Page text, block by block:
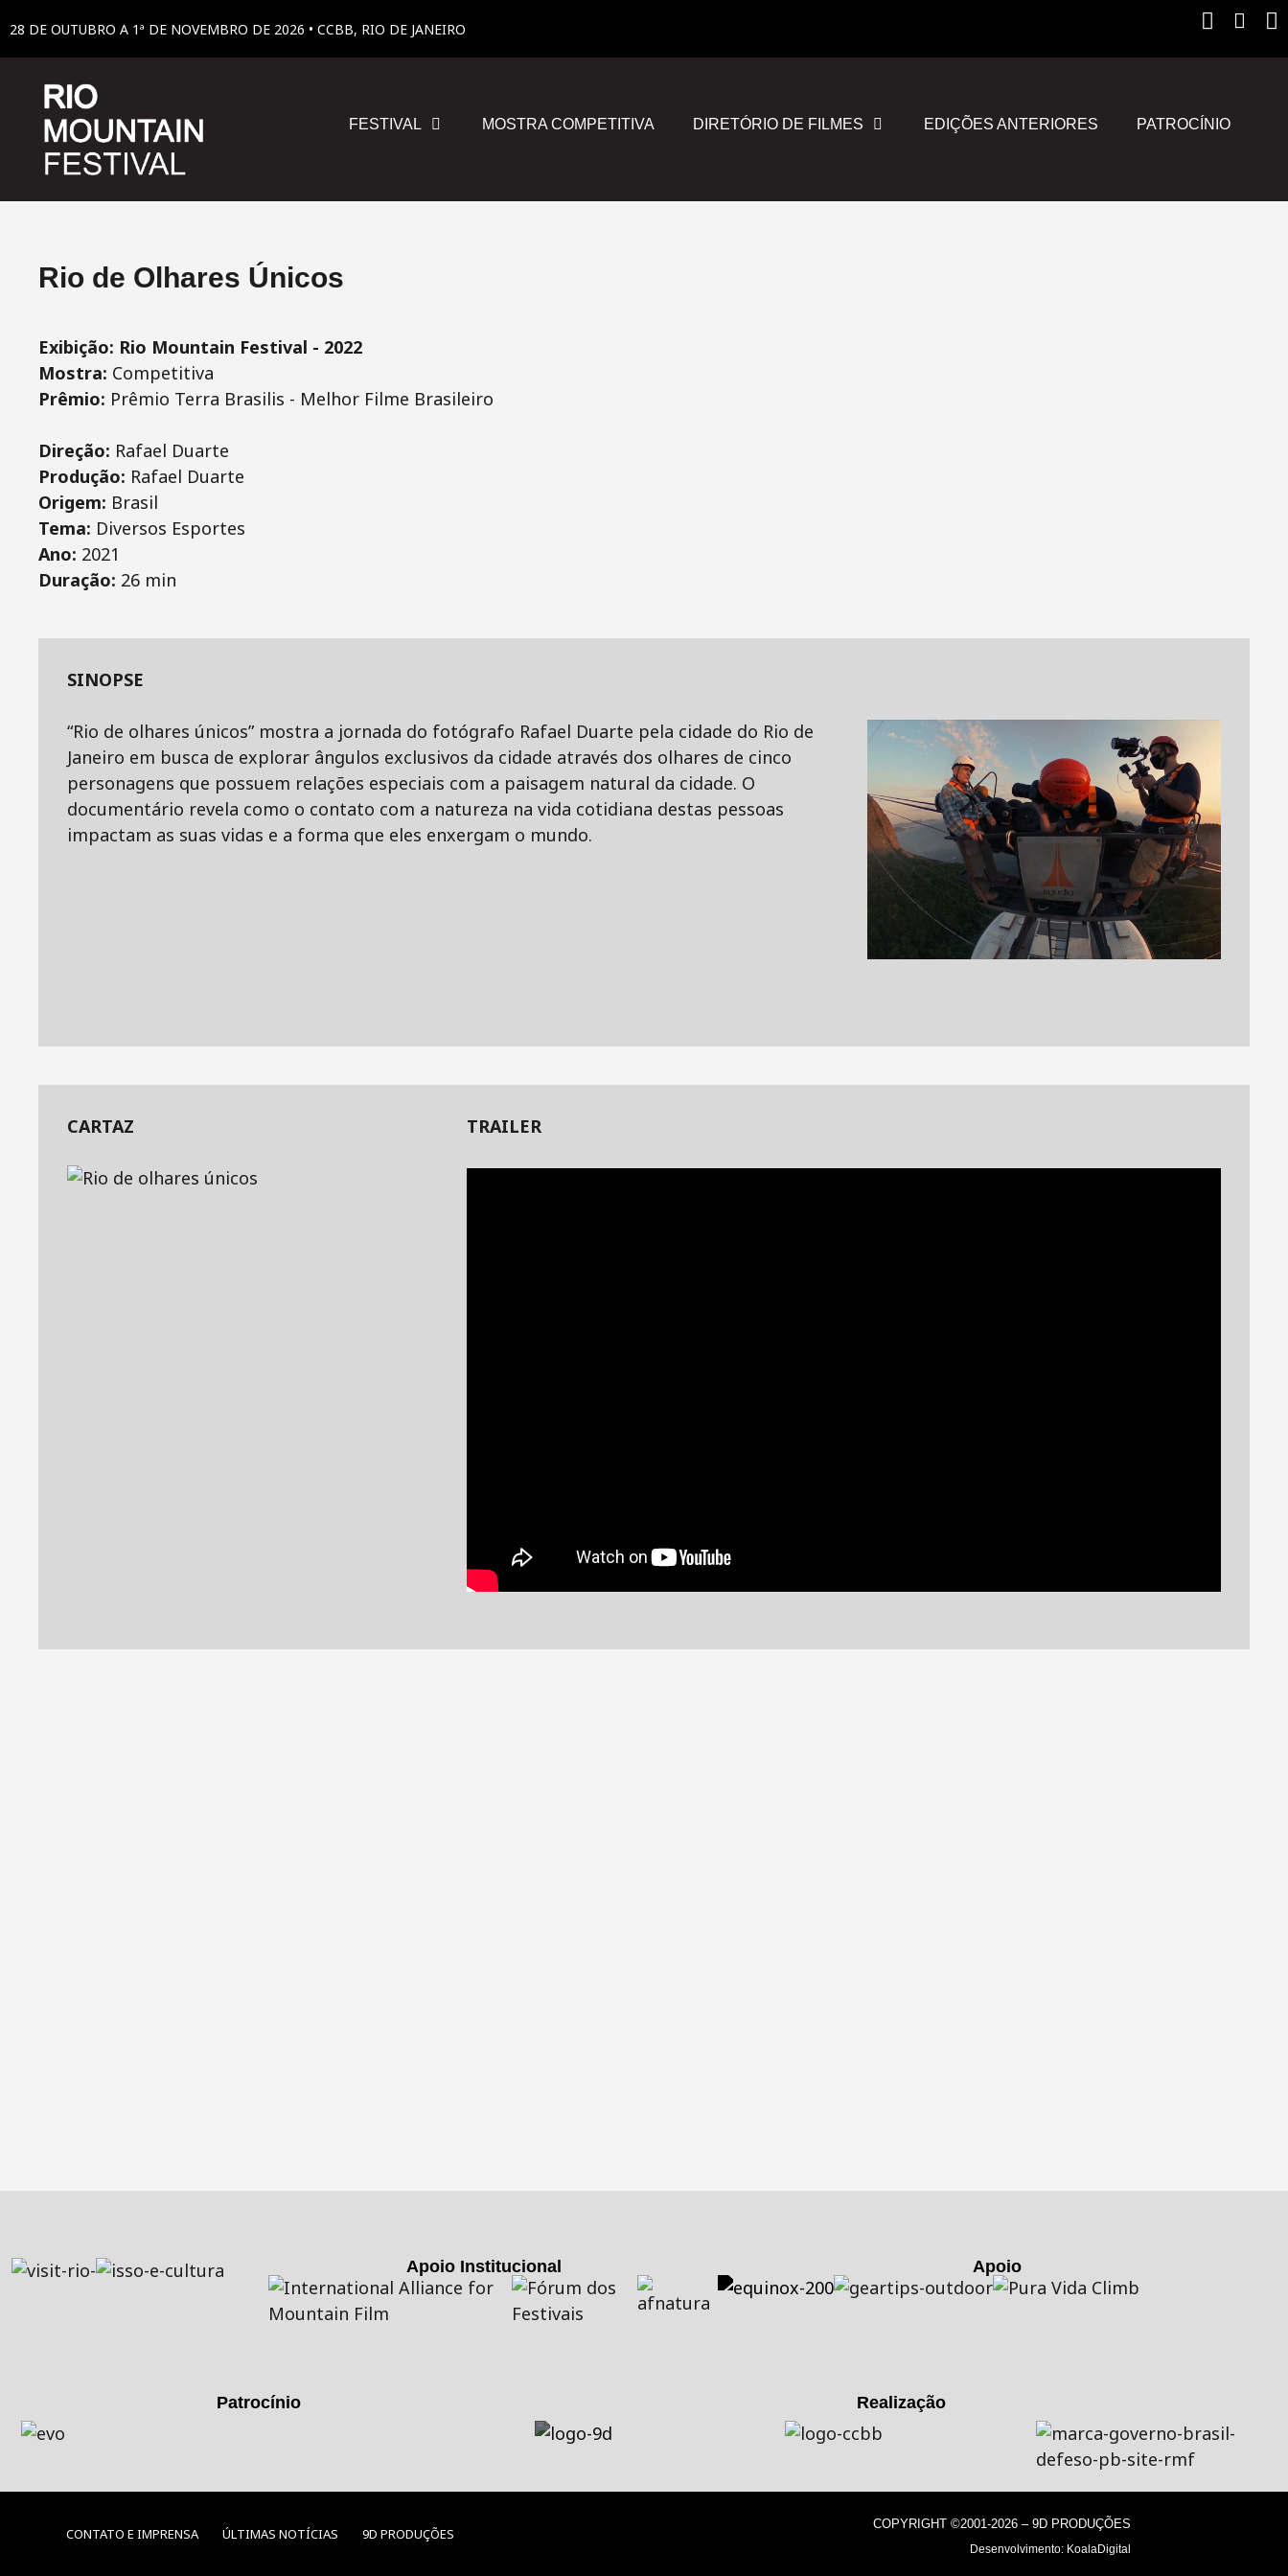
28 DE OUTUBRO A 1ª DE NOVEMBRO DE 2026 • CCBB, RIO DE JANEIRO
FESTIVAL MOSTRA COMPETITIVA DIRETÓRIO DE FILMES EDIÇÕES ANTERIORES PATROCÍNIO
Rio de Olhares Únicos
Exibição: Rio Mountain Festival - 2022
Mostra: Competitiva
Prêmio: Prêmio Terra Brasilis - Melhor Filme Brasileiro
Direção: Rafael Duarte
Produção: Rafael Duarte
Origem: Brasil
Tema: Diversos Esportes
Ano: 2021
Duração: 26 min
SINOPSE
“Rio de olhares únicos” mostra a jornada do fotógrafo Rafael Duarte pela cidade do Rio de
Janeiro em busca de explorar ângulos exclusivos da cidade através dos olhares de cinco
personagens que possuem relações especiais com a paisagem natural da cidade. O
documentário revela como o contato com a natureza na vida cotidiana destas pessoas
impactam as suas vidas e a forma que eles enxergam o mundo.
CARTAZ TRAILER
Apoio Institucional Apoio
Patrocínio Realização
CONTATO E IMPRENSA ÚLTIMAS NOTÍCIAS 9D PRODUÇÕES
COPYRIGHT ©2001-2026 – 9D PRODUÇÕES
Desenvolvimento: KoalaDigital